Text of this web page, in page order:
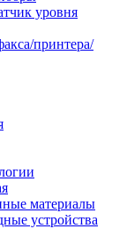
уровня
принтера/
материалы
устройства